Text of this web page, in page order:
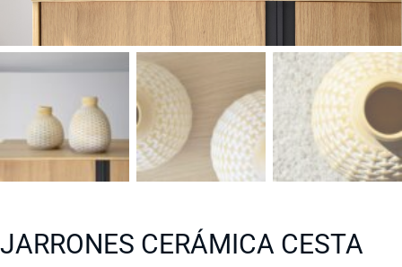
JARRONES CERÁMICA CESTA